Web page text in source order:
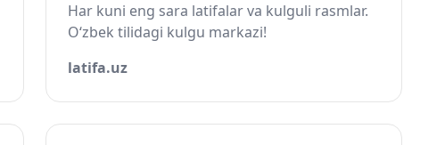
Har kuni eng sara latifalar va kulguli rasmlar.
O‘zbek tilidagi kulgu markazi!
latifa.uz